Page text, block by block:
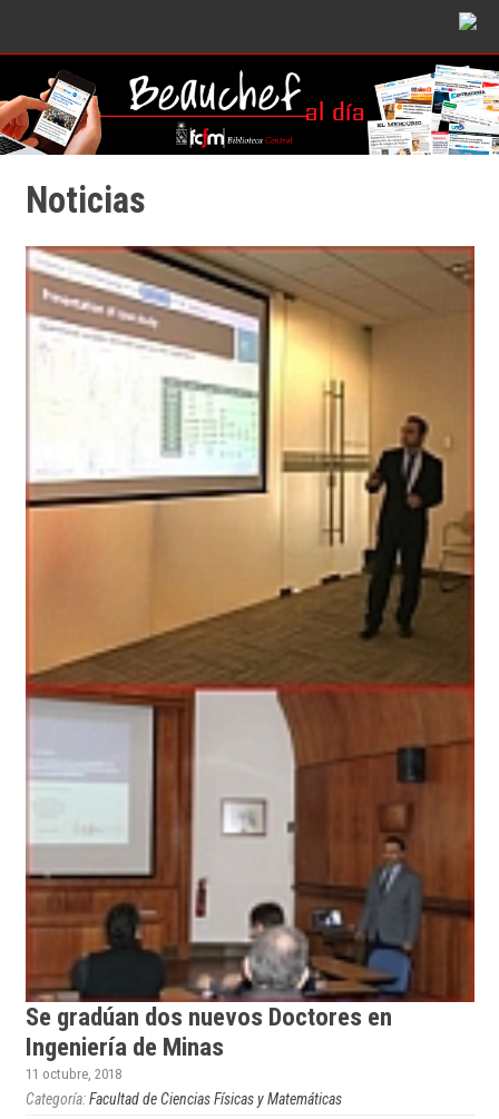
Noticias
Se gradúan dos nuevos Doctores en
Ingeniería de Minas
11 octubre, 2018
Categoría:Facultad de Ciencias Físicas y Matemáticas